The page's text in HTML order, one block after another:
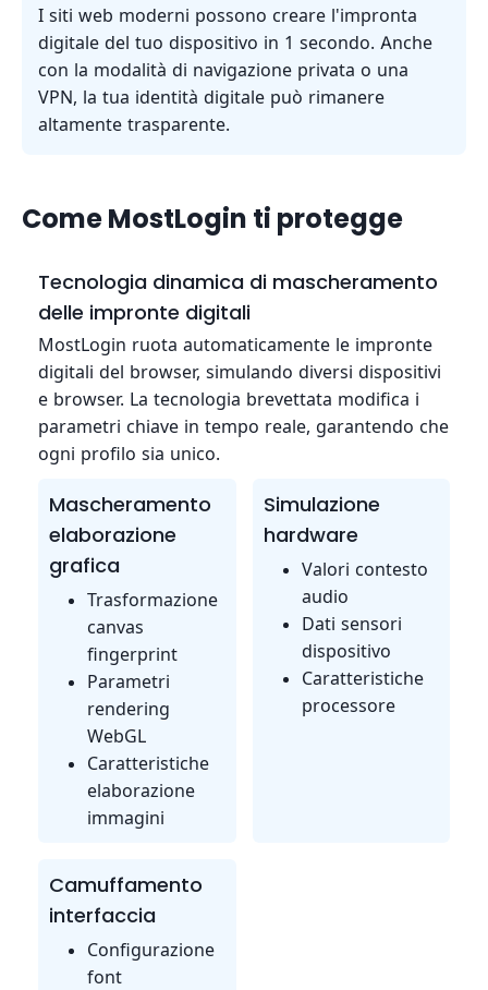
I siti web moderni possono creare l'impronta
digitale del tuo dispositivo in 1 secondo. Anche
con la modalità di navigazione privata o una
VPN, la tua identità digitale può rimanere
altamente trasparente.
Come MostLogin ti protegge
Tecnologia dinamica di mascheramento
delle impronte digitali
MostLogin ruota automaticamente le impronte
digitali del browser, simulando diversi dispositivi
e browser. La tecnologia brevettata modifica i
parametri chiave in tempo reale, garantendo che
ogni profilo sia unico.
Mascheramento
elaborazione
grafica
Trasformazione
canvas
fingerprint
Parametri
rendering
WebGL
Caratteristiche
elaborazione
immagini
Simulazione
hardware
Valori contesto
audio
Dati sensori
dispositivo
Caratteristiche
processore
Camuffamento
interfaccia
Configurazione
font